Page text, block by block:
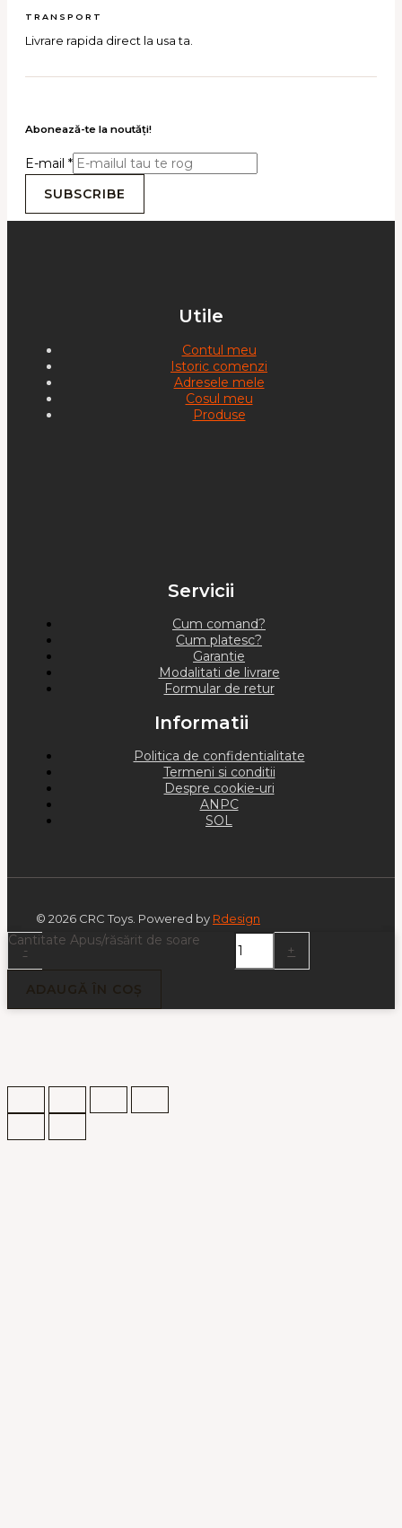
TRANSPORT
Livrare rapida direct la usa ta.
Abonează-te la noutăţi!
E-mail *
SUBSCRIBE
Utile
Contul meu
Istoric comenzi
Adresele mele
Cosul meu
Produse
Servicii
Cum comand?
Cum platesc?
Garantie
Modalitati de livrare
Formular de retur
Informatii
Politica de confidentialitate
Termeni si conditii
Despre cookie-uri
ANPC
SOL
© 2026 CRC Toys. Powered by Rdesign
-
Cantitate Apus/răsărit de soare
+
ADAUGĂ ÎN COȘ